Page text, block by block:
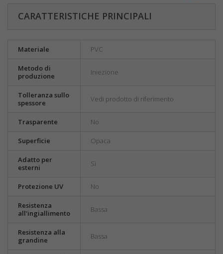
CARATTERISTICHE PRINCIPALI
Materiale PVC
Metodo di
produzione
Iniezione
Tolleranza sullo
spessore
Vedi prodotto di riferimento
Trasparente No
Superficie Opaca
Adatto per
esterni
Sì
Protezione UV No
Resistenza
all'ingiallimento
Bassa
Resistenza alla
grandine
Bassa